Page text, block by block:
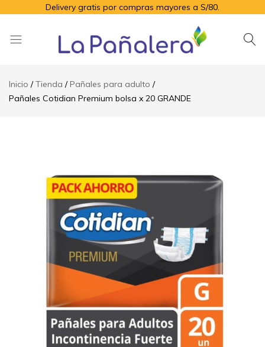
Delivery gratis por compras mayores a S/80.
higiene
para
Inicio Tienda
Pañales para adulto
Pañales Cotidian Premium bolsa x 20 GRANDE